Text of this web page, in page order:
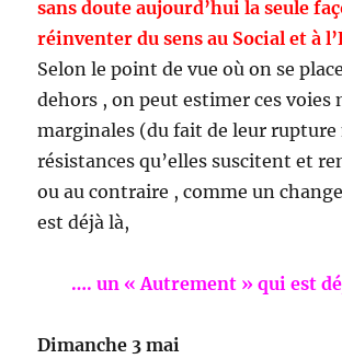
sans doute aujourd’hui la seule
réinventer du sens au Social et à
Selon le point de vue où on se
dehors , on peut estimer ces voies
marginales (du fait de leur rupture
résistances qu’elles suscitent et
ou au contraire , comme un
est déjà là,
…. un « Autrement » qui est
Dimanche 3 mai